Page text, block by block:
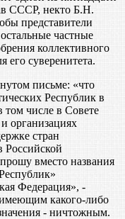
СССР, некто Б.Н.
представители
частные
коллективного
его суверенитета.
письме: «что
Республик в
числе в Совете
организациях
стран
Российской
вместо названия
Федерация», -
какого-либо
- ничтожным.